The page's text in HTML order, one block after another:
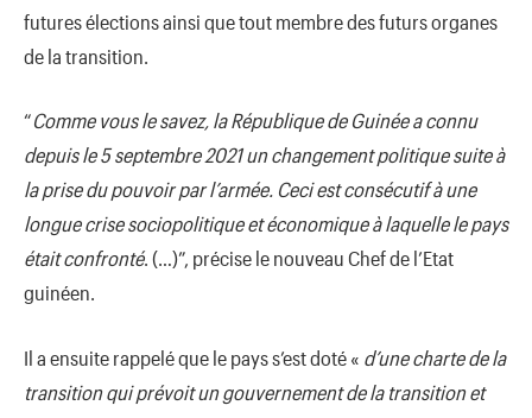
futures élections ainsi que tout membre des futurs organes
de la transition.
“Comme vous le savez, la République de Guinée a connu
depuis le 5 septembre 2021 un changement politique suite à
la prise du pouvoir par l’armée. Ceci est consécutif à une
longue crise sociopolitique et économique à laquelle le pays
était confronté. (…)”, précise le nouveau Chef de l’Etat
guinéen.
Il a ensuite rappelé que le pays s’est doté « d’une charte de la
transition qui prévoit un gouvernement de la transition et